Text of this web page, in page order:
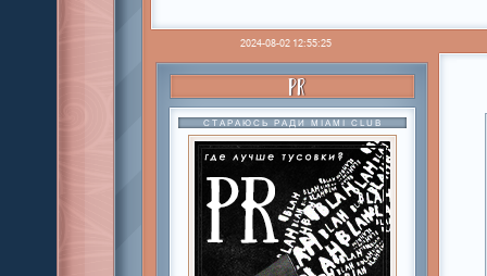
2024-08-02 12:55:25
PR
СТАРАЮСЬ РАДИ MIAMI CLUB